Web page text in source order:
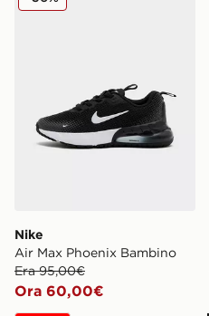
Nike
Air Max Phoenix Bambino
Era 95,00€
Ora 60,00€